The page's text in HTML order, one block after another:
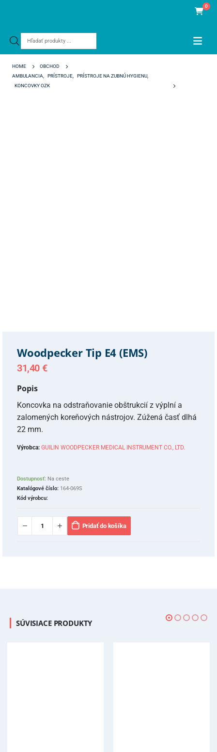
Products
0
HOME
OBCHOD
AMBULANCIA
PRÍSTROJE PRÍSTROJE NA ZUBNÚ HYGIENU
KONCOVKY OZK
Woodpecker Tip E4 (EMS)
31,40 €
Popis
Koncovka na odstraňovanie obštrukcií z výplní a
zalomených koreňových nástrojov. Zúžená časť dlhá
22 mm.
Výrobca: GUILIN WOODPECKER MEDICAL INSTRUMENT CO., LTD.
Dostupnosť: Na ceste
Katalógové číslo: 164-069S
Kód výrobcu:
Pridať do košíka
SÚVISIACE PRODUKTY